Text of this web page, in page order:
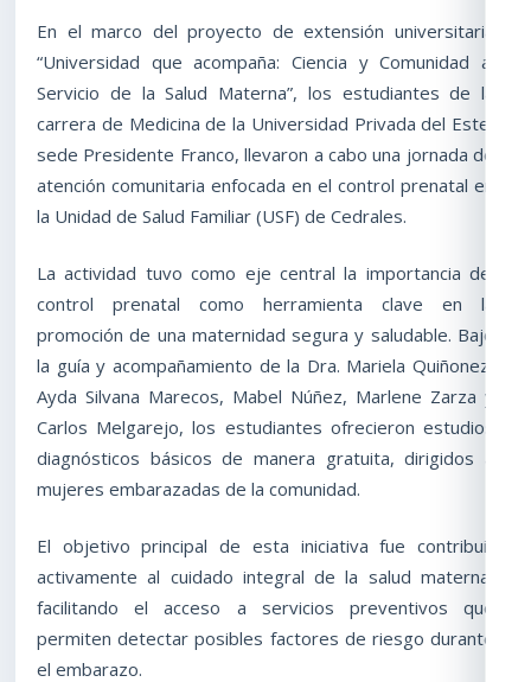
En el marco del proyecto de extensión universitaria
“Universidad que acompaña: Ciencia y Comunidad al
Servicio de la Salud Materna”, los estudiantes de la
carrera de Medicina de la Universidad Privada del Este,
sede Presidente Franco, llevaron a cabo una jornada de
atención comunitaria enfocada en el control prenatal en
la Unidad de Salud Familiar (USF) de Cedrales.
La actividad tuvo como eje central la importancia del
control prenatal como herramienta clave en la
promoción de una maternidad segura y saludable. Bajo
la guía y acompañamiento de la Dra. Mariela Quiñonez,
Ayda Silvana Marecos, Mabel Núñez, Marlene Zarza y
Carlos Melgarejo, los estudiantes ofrecieron estudios
diagnósticos básicos de manera gratuita, dirigidos a
mujeres embarazadas de la comunidad.
El objetivo principal de esta iniciativa fue contribuir
activamente al cuidado integral de la salud materna,
facilitando el acceso a servicios preventivos que
permiten detectar posibles factores de riesgo durante
el embarazo.